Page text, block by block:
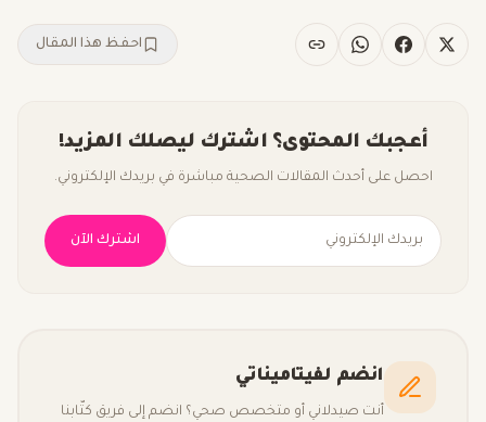
احفظ هذا المقال
أعجبك المحتوى؟ اشترك ليصلك المزيد!
احصل على أحدث المقالات الصحية مباشرة في بريدك الإلكتروني.
اشترك الآن
انضم لفيتاميناتي
أنت صيدلاني أو متخصص صحي؟ انضم إلى فريق كتّابنا